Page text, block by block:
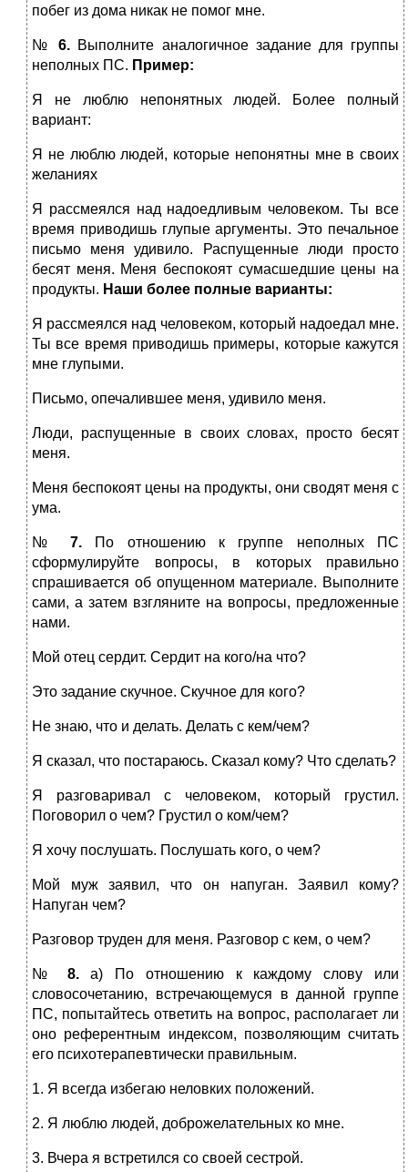
побег из дома никак не помог мне.
№6. Выполните аналогичное задание для группы
неполных ПС. Пример:
Я не люблю непонятных людей. Более полный
вариант:
Я не люблю людей, которые непонятны мне в своих
желаниях
Я рассмеялся над надоедливым человеком. Ты все
время приводишь глупые аргументы. Это печальное
письмо меня удивило. Распущенные люди просто
бесят меня. Меня беспокоят сумасшедшие цены на
продукты. Наши более полные варианты:
Я рассмеялся над человеком, который надоедал мне.
Ты все время приводишь примеры, которые кажутся
мне глупыми.
Письмо, опечалившее меня, удивило меня.
Люди, распущенные в своих словах, просто бесят
меня.
Меня беспокоят цены на продукты, они сводят меня с
ума.
№ 7.
По отношению к группе неполных ПС
сформулируйте вопросы, в которых правильно
спрашивается об опущенном материале. Выполните
сами, а затем взгляните на вопросы, предложенные
нами.
Мой отец сердит. Сердит на кого/на что?
Это задание скучное. Скучное для кого?
Не знаю, что и делать. Делать с кем/чем?
Я сказал, что постараюсь. Сказал кому? Что сделать?
Я разговаривал с человеком, который грустил.
Поговорил о чем? Грустил о ком/чем?
Я хочу послушать. Послушать кого, о чем?
Мой муж заявил, что он напуган. Заявил кому?
Напуган чем?
Разговор труден для меня. Разговор с кем, о чем?
№ 8.а) По отношению к каждому слову или
словосочетанию, встречающемуся в данной группе
ПС, попытайтесь ответить на вопрос, располагает ли
оно референтным индексом, позволяющим считать
его психотерапевтически правильным.
1. Я всегда избегаю неловких положений.
2. Я люблю людей, доброжелательных ко мне.
3. Вчера я встретился со своей сестрой.